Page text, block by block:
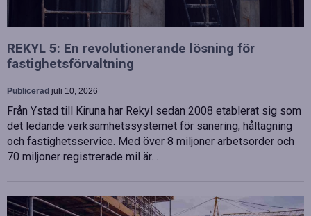
REKYL 5: En revolutionerande lösning för
fastighetsförvaltning
Publicerad juli 10, 2026
Från Ystad till Kiruna har Rekyl sedan 2008 etablerat sig som
det ledande verksamhetssystemet för sanering, håltagning
och fastighetsservice. Med över 8 miljoner arbetsorder och
70 miljoner registrerade mil är…